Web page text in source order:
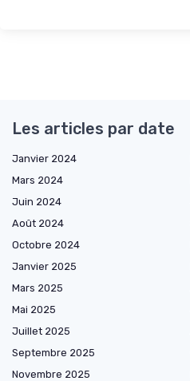
Les articles par date
Janvier 2024
Mars 2024
Juin 2024
Août 2024
Octobre 2024
Janvier 2025
Mars 2025
Mai 2025
Juillet 2025
Septembre 2025
Novembre 2025